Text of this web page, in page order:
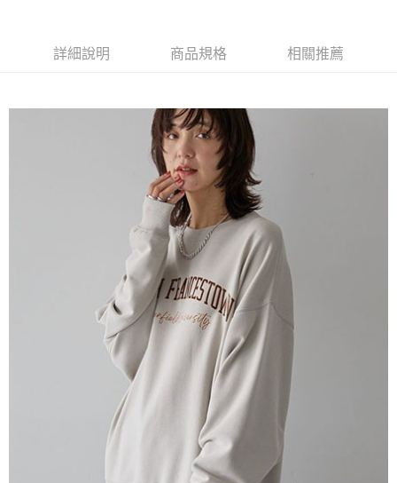
流程，驗證手機門號後，選擇欲分期的期數、繳款截止日，確認付款後即完
消。如遇「轉專審核」未通過狀況，表示未達大哥付你分期系統評分，恕無
1.分期款項不併入電信帳單，「大哥付你分期」於每月結算日後寄送繳費提
2.透過簡訊連結打開帳單後，可選擇「超商條碼／台灣大直營門市／銀行轉
帳／街口支付／iPASS MONEY」等通路繳費。
1.本服務係由「台灣大哥大股份有限公司」（以下簡稱本公司）所提供，讓
用戶於交易時，得透過本服務購買商品或服務，並由商店將買賣／分期付款
買賣價金債權讓與本公司後，依約使用本公司帳單繳交帳款。
2.基於同意付款使用「大哥付你分期」之契約關係目的，商店將以您的個人
資料（包含姓名、電話或地址）提供予台灣大哥大進項蒐集、處理及利用，
由本公司與您本人進行分期帳單所需資料之確認、核對及更正。
3.完整用戶服務條款，請詳閱以下連結： https://oppay.tw/userRule
【關於「AFTEE先享後付」】
１．簡單：不需註冊會員、不需綁卡、不需儲值。
２．便利：只要手機號碼，簡訊認證，即可結帳。
３．安心：先確認商品／服務後，再付款。
【「AFTEE先享後付」結帳流程】
１．於結帳方式選擇「AFTEE先享後付」後，將跳轉至「AFTEE先享後付」
結帳頁面，進行簡訊認證並確認金額後，即可完成結帳。
２．訂單成立數日內，您將收到繳費通知簡訊。
３．收到繳費通知簡訊後14天內，點擊此簡訊中的連結，可透過四大超商／
ATM／網路銀行／等多元方式進行付款，方視為交易完成。
※ 請注意：結帳手續完成當下不需立刻繳費，但若您需要取消訂單，請聯絡
購買商品的店家。未經商家同意取消之訂單仍視為有效，需透過AFTEE先享
後付繳納相關費用。
※ 交易是否成功請以「AFTEE先享後付 」之結帳頁面顯示為準，若有關於
是否繳費成功／繳費後需取消欲退款等相關疑問，請聯繫「AFTEE先享後付
https://netprotections.freshdesk.com/support/home
１．透過由恩沛科技股份有限公司提供之「AFTEE先享後付」服務完成之交
易，需依本服務之必要範圍內提供個人資料，並將交易相關給付款項請求債
權轉讓予恩沛科技股份有限公司。
２．關於個人資料處理事宜，請瀏覽以下網址：
３．未成年的使用者請事先徵得法定代理人或監護人之同意方可使用
每筆NT$60，滿NT$388(含以上)免運費
每筆NT$60，滿NT$388(含以上)免運費
每筆NT$60，滿NT$888(含以上)免運費
每筆NT$60，滿NT$888(含以上)免運費
每筆NT$60，滿NT$888(含以上)免運費
每筆NT$60，滿NT$888(含以上)免運費
詳細說明 商品規格 相關推薦